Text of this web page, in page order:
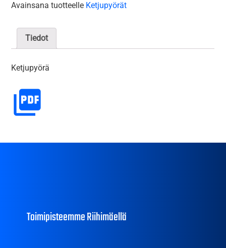
Avainsana tuotteelle Ketjupyörät
Tiedot
Ketjupyörä
Toimipisteemme Riihimäellä